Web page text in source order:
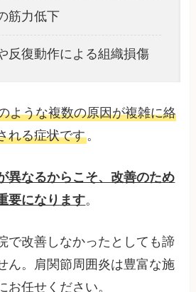
筋力低下
反復動作による組織損傷
ような複数の原因が複雑に絡
れる症状です。
異なるからこそ、改善のため
要になります。
で改善しなかったとしても諦
ん。肩関節周囲炎は豊富な施
お任せください。